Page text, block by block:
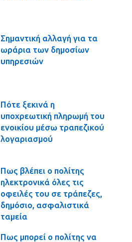
Σημαντική αλλαγή για τα
ωράρια των δημοσίων
υπηρεσιών
Πότε ξεκινά η
υποχρεωτική πληρωμή του
ενοικίου μέσω τραπεζικού
λογαριασμού
Πως βλέπει ο πολίτης
ηλεκτρονικά όλες τις
οφειλές του σε τράπεζες,
δημόσιο, ασφαλιστικά
ταμεία
Πως μπορεί ο πολίτης να